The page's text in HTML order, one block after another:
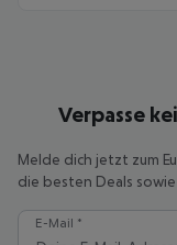
Verpasse
Melde dich jetzt zum
die besten Deals
E-Mail *